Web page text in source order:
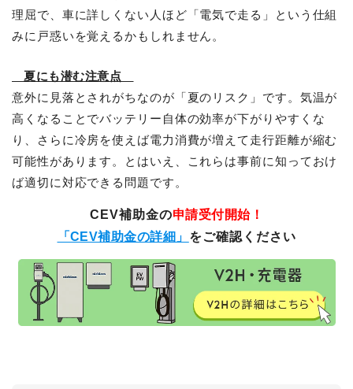
理屈で、車に詳しくない人ほど「電気で走る」という仕組
みに戸惑いを覚えるかもしれません。
夏にも潜む注意点
意外に見落とされがちなのが「夏のリスク」です。気温が
高くなることでバッテリー自体の効率が下がりやすくな
り、さらに冷房を使えば電力消費が増えて走行距離が縮む
可能性があります。とはいえ、これらは事前に知っておけ
ば適切に対応できる問題です。
CEV補助金の申請受付開始！
「CEV補助金の詳細」 をご確認ください